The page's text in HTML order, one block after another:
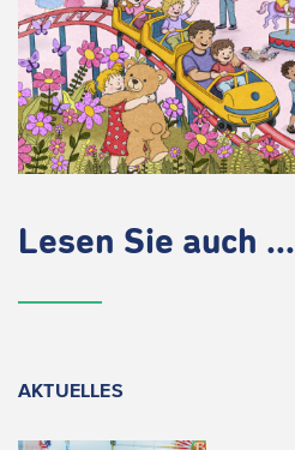
Lesen Sie auch ...
AKTUELLES